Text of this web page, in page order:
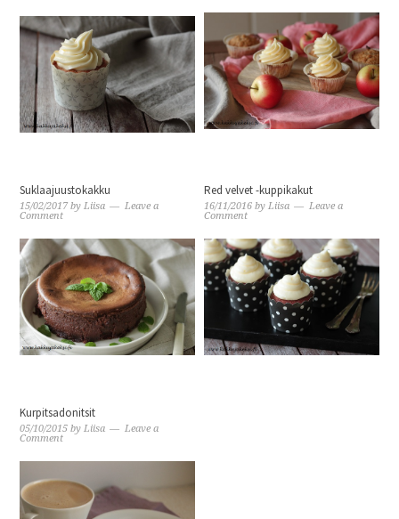
Suklaajuustokakku
15/02/2017 byLiisa
Leave a
Comment
Red velvet -kuppikakut
16/11/2016 byLiisa
Leave a
Comment
Kurpitsadonitsit
05/10/2015 byLiisa
Leave a
Comment